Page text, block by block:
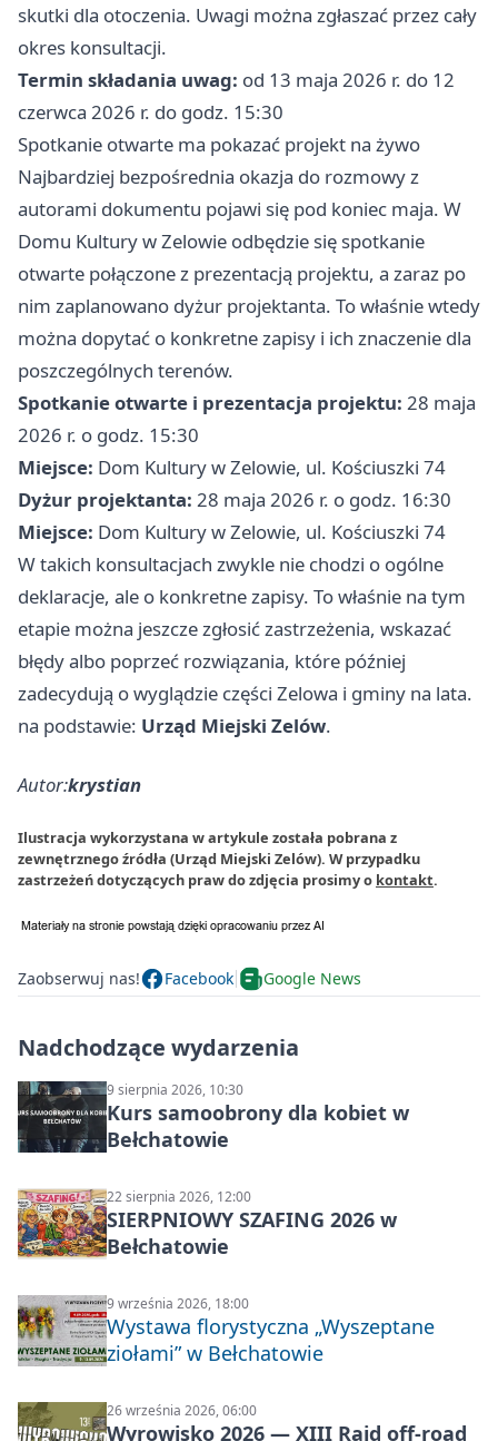
skutki dla otoczenia. Uwagi można zgłaszać przez cały
okres konsultacji.
Termin składania uwag: od 13 maja 2026 r. do 12
czerwca 2026 r. do godz. 15:30
Spotkanie otwarte ma pokazać projekt na żywo
Najbardziej bezpośrednia okazja do rozmowy z
autorami dokumentu pojawi się pod koniec maja. W
Domu Kultury w Zelowie odbędzie się spotkanie
otwarte połączone z prezentacją projektu, a zaraz po
nim zaplanowano dyżur projektanta. To właśnie wtedy
można dopytać o konkretne zapisy i ich znaczenie dla
poszczególnych terenów.
Spotkanie otwarte i prezentacja projektu: 28 maja
2026 r. o godz. 15:30
Miejsce: Dom Kultury w Zelowie, ul. Kościuszki 74
Dyżur projektanta: 28 maja 2026 r. o godz. 16:30
Miejsce: Dom Kultury w Zelowie, ul. Kościuszki 74
W takich konsultacjach zwykle nie chodzi o ogólne
deklaracje, ale o konkretne zapisy. To właśnie na tym
etapie można jeszcze zgłosić zastrzeżenia, wskazać
błędy albo poprzeć rozwiązania, które później
zadecydują o wyglądzie części Zelowa i gminy na lata.
na podstawie: Urząd Miejski Zelów.
Autor:krystian
Ilustracja wykorzystana w artykule została pobrana z
zewnętrznego źródła (Urząd Miejski Zelów). W przypadku
zastrzeżeń dotyczących praw do zdjęcia prosimy o kontakt.
Zaobserwuj nas! Facebook Google News
Nadchodzące wydarzenia
9 sierpnia 2026, 10:30
Kurs samoobrony dla kobiet w
Bełchatowie
22 sierpnia 2026, 12:00
SIERPNIOWY SZAFING 2026 w
Bełchatowie
9 września 2026, 18:00
Wystawa florystyczna „Wyszeptane
ziołami” w Bełchatowie
26 września 2026, 06:00
Wyrowisko 2026 — XIII Rajd off‑road